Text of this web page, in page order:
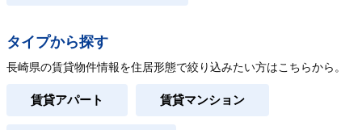
タイプから探す
長崎県の賃貸物件情報を住居形態で絞り込みたい方はこちらから。
賃貸アパート 賃貸マンション